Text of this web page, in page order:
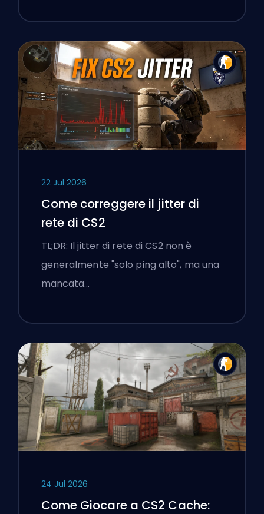
22 Jul 2026
Come correggere il jitter di
rete di CS2
TL;DR: Il jitter di rete di CS2 non è
generalmente "solo ping alto", ma una
mancata…
24 Jul 2026
Come Giocare a CS2 Cache: